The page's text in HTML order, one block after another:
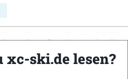
Portal mit aktuellen
Biathlon und der Nordischen
Langlauf-Community
ski.de lesen?